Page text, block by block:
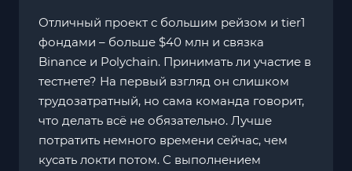
Отличный проект с большим рейзом и tier1
фондами – больше $40 млн и связка
Binance и Polychain. Принимать ли участие в
тестнете? На первый взгляд он слишком
трудозатратный, но сама команда говорит,
что делать всё не обязательно. Лучше
потратить немного времени сейчас, чем
кусать локти потом. С выполнением